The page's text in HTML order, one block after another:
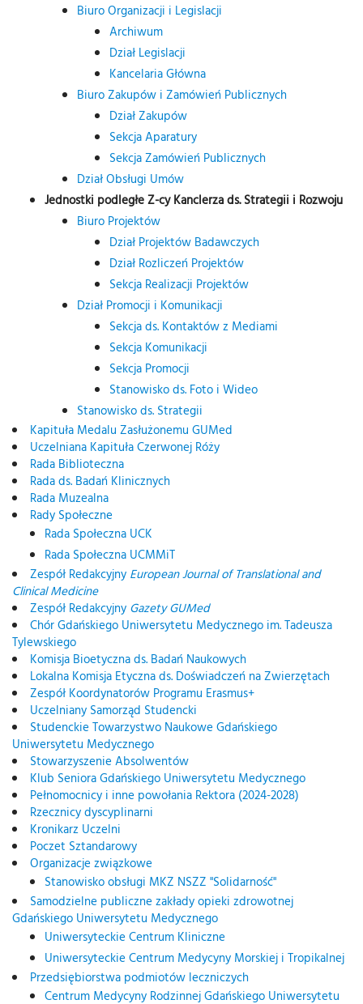
Biuro Organizacji i Legislacji
Archiwum
Dział Legislacji
Kancelaria Główna
Biuro Zakupów i Zamówień Publicznych
Dział Zakupów
Sekcja Aparatury
Sekcja Zamówień Publicznych
Dział Obsługi Umów
Jednostki podległe Z-cy Kanclerza ds. Strategii i Rozwoju
Biuro Projektów
Dział Projektów Badawczych
Dział Rozliczeń Projektów
Sekcja Realizacji Projektów
Dział Promocji i Komunikacji
Sekcja ds. Kontaktów z Mediami
Sekcja Komunikacji
Sekcja Promocji
Stanowisko ds. Foto i Wideo
Stanowisko ds. Strategii
Kapituła Medalu Zasłużonemu GUMed
Uczelniana Kapituła Czerwonej Róży
Rada Biblioteczna
Rada ds. Badań Klinicznych
Rada Muzealna
Rady Społeczne
Rada Społeczna UCK
Rada Społeczna UCMMiT
Zespół Redakcyjny European Journal of Translational and
Clinical Medicine
Zespół Redakcyjny Gazety GUMed
Chór Gdańskiego Uniwersytetu Medycznego im. Tadeusza
Tylewskiego
Komisja Bioetyczna ds. Badań Naukowych
Lokalna Komisja Etyczna ds. Doświadczeń na Zwierzętach
Zespół Koordynatorów Programu Erasmus+
Uczelniany Samorząd Studencki
Studenckie Towarzystwo Naukowe Gdańskiego
Uniwersytetu Medycznego
Stowarzyszenie Absolwentów
Klub Seniora Gdańskiego Uniwersytetu Medycznego
Pełnomocnicy i inne powołania Rektora (2024-2028)
Rzecznicy dyscyplinarni
Kronikarz Uczelni
Poczet Sztandarowy
Organizacje związkowe
Stanowisko obsługi MKZ NSZZ "Solidarność"
Samodzielne publiczne zakłady opieki zdrowotnej
Gdańskiego Uniwersytetu Medycznego
Uniwersyteckie Centrum Kliniczne
Uniwersyteckie Centrum Medycyny Morskiej i Tropikalnej
Przedsiębiorstwa podmiotów leczniczych
Centrum Medycyny Rodzinnej Gdańskiego Uniwersytetu